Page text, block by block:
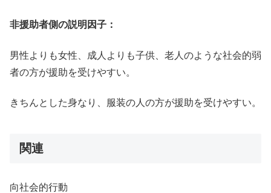
非援助者側の説明因子：
男性よりも女性、成人よりも子供、老人のような社会的弱
者の方が援助を受けやすい。
きちんとした身なり、服装の人の方が援助を受けやすい。
関連
向社会的行動